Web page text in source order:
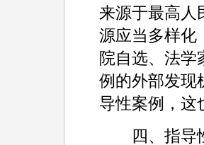
来源于最高人
源应当多样化
院自选、法学
例的外部发现
导性案例，这
四、指导